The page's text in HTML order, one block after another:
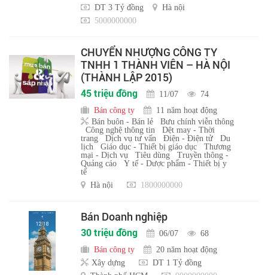
DT 3 Tỷ đồng
Hà nội
5000000000
CHUYỂN NHƯỢNG CÔNG TY
TNHH 1 THÀNH VIÊN – HÀ NỘI
(THÀNH LẬP 2015)
45 triệu đồng 11/07
74
Bán công ty
11 năm hoạt động
Bán buôn - Bán lẻ
Bưu chính viễn thông
Công nghệ thông tin
Dệt may - Thời
trang
Dịch vụ tư vấn Điện - Điện tử
Du
lịch
Giáo dục - Thiết bị giáo dục
Thương
mại - Dịch vụ
Tiêu dùng
Truyền thông -
Quảng cáo
Y tế - Dược phẩm - Thiết bị y
tế
Hà nội
1800000000
Bán Doanh nghiệp
30 triệu đồng 06/07
68
Bán công ty
20 năm hoạt động
Xây dựng
DT 1 Tỷ đồng